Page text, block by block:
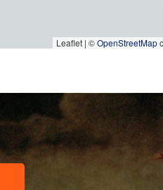
Leaflet | ©OpenStreetMap